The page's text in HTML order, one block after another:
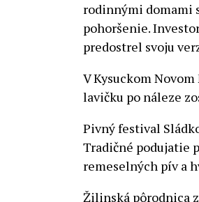
rodinnými domami
pohoršenie.
predostrel svoju
V Kysuckom
lavičku po náleze
Pivný festival
Tradičné podujatie
remeselných pív a
Žilinská pôrodnica